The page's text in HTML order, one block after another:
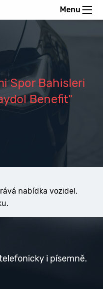
Menu
Spor Bahisleri
Benefit"
nabídka vozidel,
i písemně.